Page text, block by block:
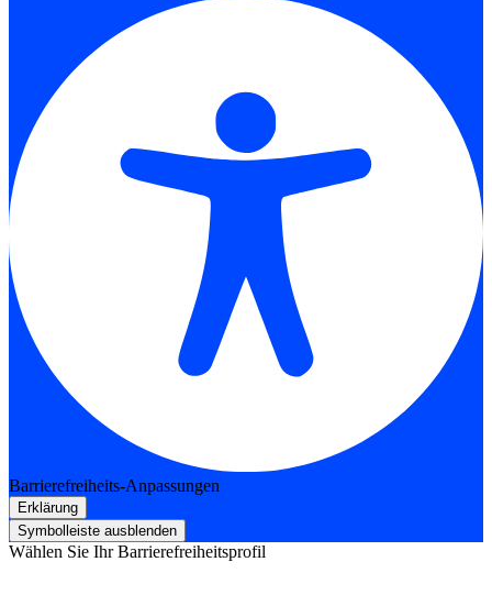
Barrierefreiheits-Anpassungen
Erklärung
Symbolleiste ausblenden
Wählen Sie Ihr Barrierefreiheitsprofil